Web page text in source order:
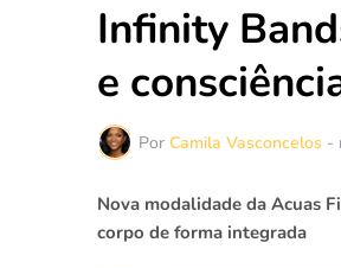
Infinity
e
Por Camila Vasconcelos -
Nova modalidade da Acuas
corpo de forma integrada